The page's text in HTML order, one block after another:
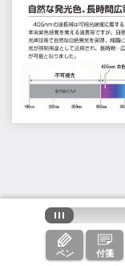
ペン 付箋